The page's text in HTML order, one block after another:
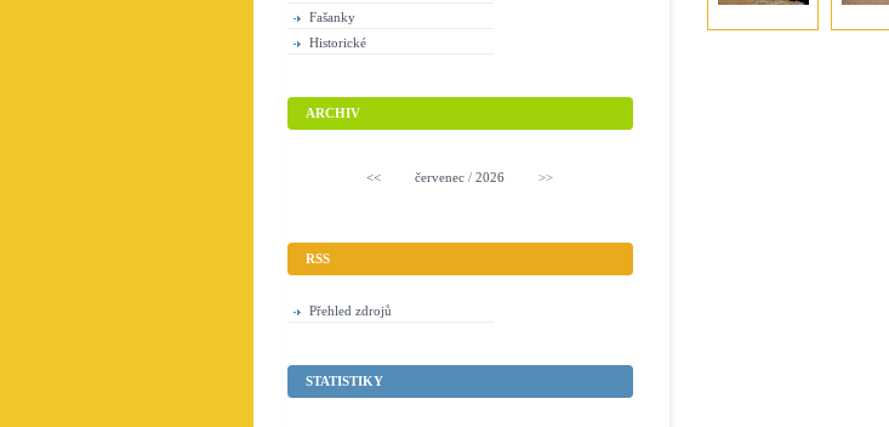
Fašanky
Historické
ARCHIV
<< červenec/ 2026 >>
RSS
Přehled zdrojů
STATISTIKY